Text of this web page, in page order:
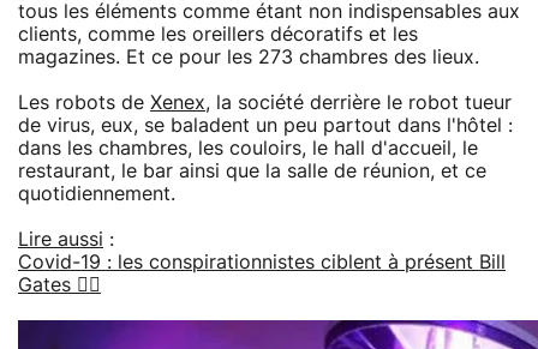
tous les éléments comme étant non indispensables aux
clients, comme les oreillers décoratifs et les
magazines. Et ce pour les 273 chambres des lieux.
Les robots de Xenex, la société derrière le robot tueur
de virus, eux, se baladent un peu partout dans l'hôtel :
dans les chambres, les couloirs, le hall d'accueil, le
restaurant, le bar ainsi que la salle de réunion, et ce
quotidiennement.
Lire aussi :
Covid-19 : les conspirationnistes ciblent à présent Bill
Gates 🤦‍♂️